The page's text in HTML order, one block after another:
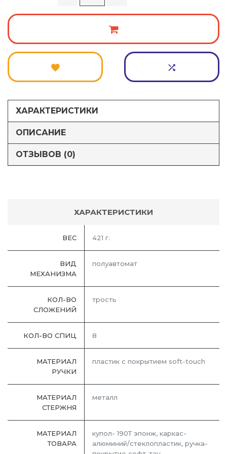
ХАРАКТЕРИСТИКИ
ОПИСАНИЕ
ОТЗЫВОВ (0)
ХАРАКТЕРИСТИКИ
ВЕС 421 г.
ВИД
МЕХАНИЗМА
полуавтомат
КОЛ-ВО
СЛОЖЕНИЙ
трость
КОЛ-ВО СПИЦ 8
МАТЕРИАЛ
РУЧКИ
пластик с покрытием soft-touch
МАТЕРИАЛ
СТЕРЖНЯ
металл
МАТЕРИАЛ
ТОВАРА
купол- 190Т эпонж, каркас-
алюминий/стеклопластик, ручка-